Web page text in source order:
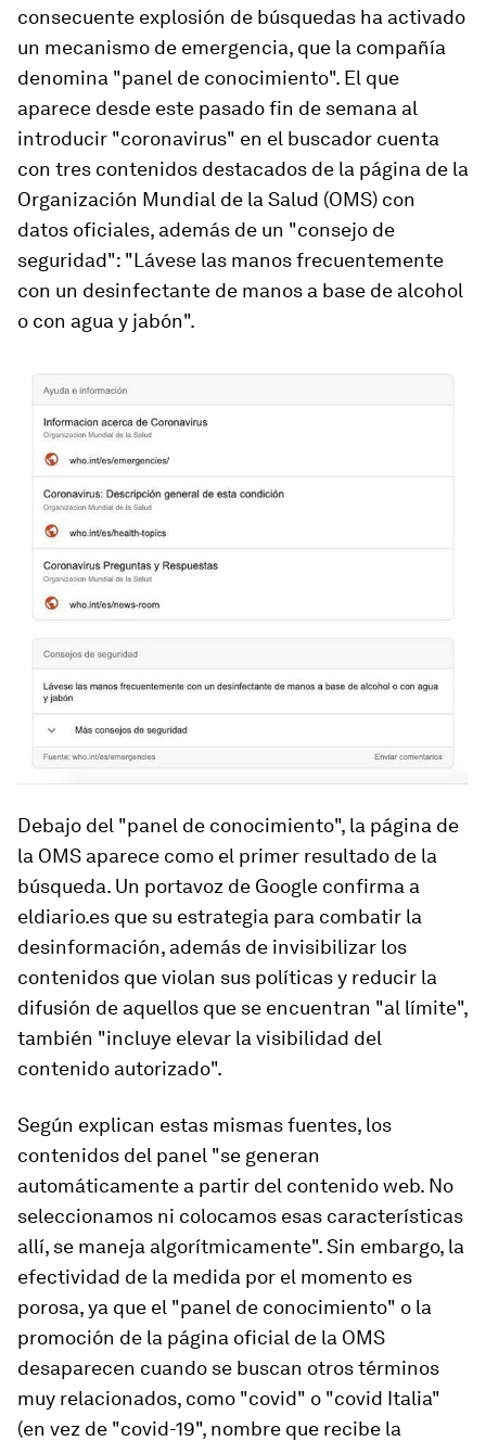
consecuente explosión de búsquedas ha activado
un mecanismo de emergencia, que la compañía
denomina "panel de conocimiento". El que
aparece desde este pasado fin de semana al
introducir "coronavirus" en el buscador cuenta
con tres contenidos destacados de la página de la
Organización Mundial de la Salud (OMS) con
datos oficiales, además de un "consejo de
seguridad": "Lávese las manos frecuentemente
con un desinfectante de manos a base de alcohol
o con agua y jabón".
Debajo del "panel de conocimiento", la página de
la OMS aparece como el primer resultado de la
búsqueda. Un portavoz de Google confirma a
eldiario.es que su estrategia para combatir la
desinformación, además de invisibilizar los
contenidos que violan sus políticas y reducir la
difusión de aquellos que se encuentran "al límite",
también "incluye elevar la visibilidad del
contenido autorizado".
Según explican estas mismas fuentes, los
contenidos del panel "se generan
automáticamente a partir del contenido web. No
seleccionamos ni colocamos esas características
allí, se maneja algorítmicamente". Sin embargo, la
efectividad de la medida por el momento es
porosa, ya que el "panel de conocimiento" o la
promoción de la página oficial de la OMS
desaparecen cuando se buscan otros términos
muy relacionados, como "covid" o "covid Italia"
(en vez de "covid-19", nombre que recibe la